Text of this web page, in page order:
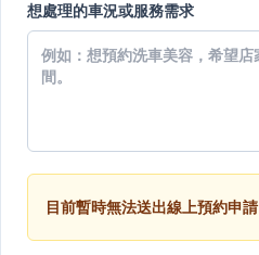
想處理的車況或服務需求
目前暫時無法送出線上預約申請